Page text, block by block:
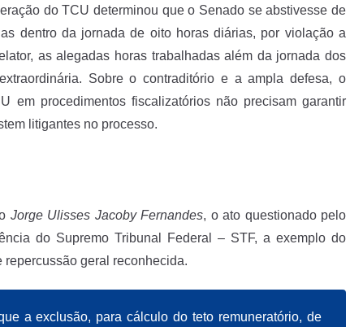
do TCU determinou que o Senado se abstivesse de
dentro da jornada de oito horas diárias, por violação a
as alegadas horas trabalhadas além da jornada dos
Sobre o contraditório e a ampla defesa, o
em procedimentos fiscalizatórios não precisam garantir
litigantes no processo.
Jorge Ulisses Jacoby Fernandes, o ato questionado pelo
do Supremo Tribunal Federal – STF, a exemplo do
repercussão geral reconhecida.
a exclusão, para cálculo do teto remuneratório, de